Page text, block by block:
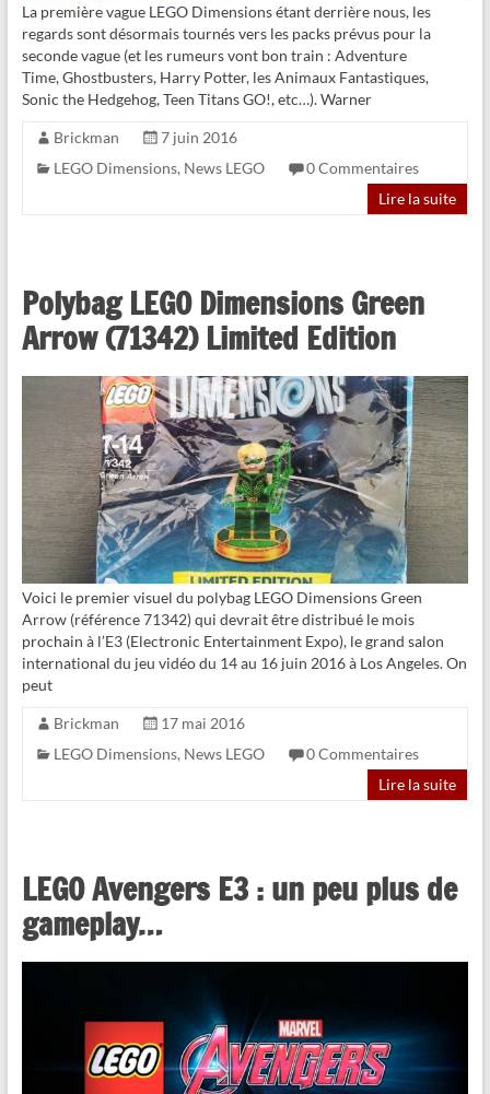
La première vague LEGO Dimensions étant derrière nous, les
regards sont désormais tournés vers les packs prévus pour la
seconde vague (et les rumeurs vont bon train : Adventure
Time, Ghostbusters, Harry Potter, les Animaux Fantastiques,
Sonic the Hedgehog, Teen Titans GO!, etc…). Warner
Brickman
7 juin 2016
LEGO Dimensions, News LEGO
0 Commentaires
Lire la suite
Polybag LEGO Dimensions Green
Arrow (71342) Limited Edition
Voici le premier visuel du polybag LEGO Dimensions Green
Arrow (référence 71342) qui devrait être distribué le mois
prochain à l’E3 (Electronic Entertainment Expo), le grand salon
international du jeu vidéo du 14 au 16 juin 2016 à Los Angeles. On
peut
Brickman
17 mai 2016
LEGO Dimensions, News LEGO
0 Commentaires
Lire la suite
LEGO Avengers E3 : un peu plus de
gameplay…